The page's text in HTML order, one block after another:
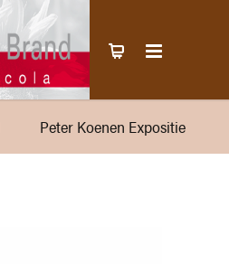
Peter Koenen Expositie